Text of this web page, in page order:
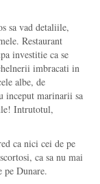
sa vad detaliile,
Restaurant
investitie ca se
imbracati in
albe, de
inceput marinarii sa
Intrutotul,
ca nici cei de pe
ca sa nu mai
pe Dunare.